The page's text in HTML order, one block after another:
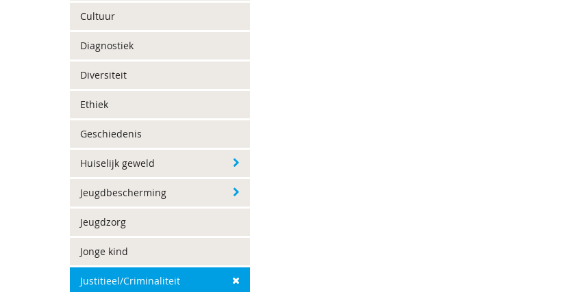
Cultuur
Diagnostiek
Diversiteit
Ethiek
Geschiedenis
Huiselijk geweld
Jeugdbescherming
Jeugdzorg
Jonge kind
Justitieel/Criminaliteit